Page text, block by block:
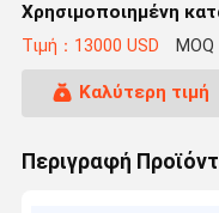
Χρησιμοποιημένη
Τιμή：13000 USD MOQ
Καλύτερη τιμή
Περιγραφή